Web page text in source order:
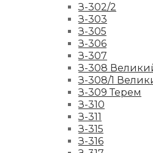
З-302/2
З-303
З-305
З-306
З-307
З-308
З-308/1
З-309 Терем
З-310
З-311
З-315
З-316